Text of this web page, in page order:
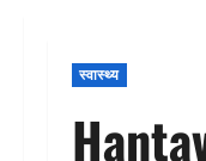
स्वास्थ्य